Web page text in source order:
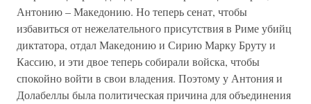
Антонию – Македонию. Но теперь сенат, чтобы
избавиться от нежелательного присутствия в Риме убийц
диктатора, отдал Македонию и Сирию Марку Бруту и
Кассию, и эти двое теперь собирали войска, чтобы
спокойно войти в свои владения. Поэтому у Антония и
Долабеллы была политическая причина для объединения